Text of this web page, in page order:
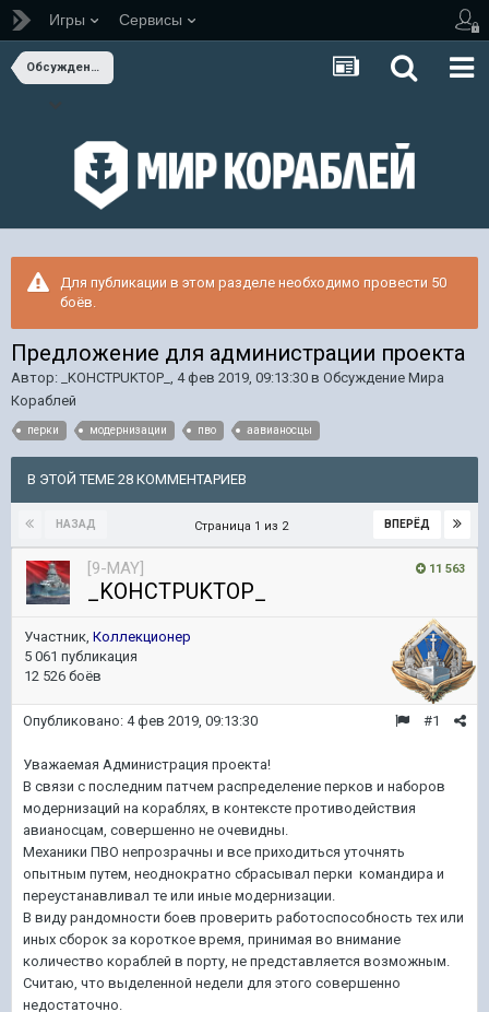
Игры Сервисы
Обсуждение Мира Кораблей
Для публикации в этом разделе необходимо провести 50
боёв.
Предложение для администрации проекта
Автор: _KOHCTPUKTOP_ , 4 фев 2019, 09:13:30 в Обсуждение Мира
Кораблей
перки модернизации пво аавианосцы
В ЭТОЙ ТЕМЕ 28 КОММЕНТАРИЕВ
НАЗАД ВПЕРЁД
Страница 1 из 2
11 563
[9-MAY]
_KOHCTPUKTOP_
Участник, Коллекционер
5 061 публикация
12 526 боёв
#1
Опубликовано: 4 фев 2019, 09:13:30
Уважаемая Администрация проекта!
В связи с последним патчем распределение перков и наборов
модернизаций на кораблях, в контексте противодействия
авианосцам, совершенно не очевидны.
Механики ПВО непрозрачны и все приходиться уточнять
опытным путем, неоднократно сбрасывал перки командира и
переустанавливал те или иные модернизации.
В виду рандомности боев проверить работоспособность тех или
иных сборок за короткое время, принимая во внимание
количество кораблей в порту, не представляется возможным.
Считаю, что выделенной недели для этого совершенно
недостаточно.